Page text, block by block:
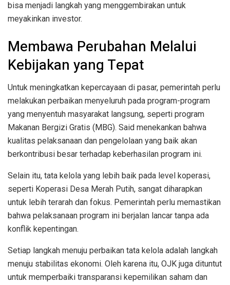
bisa menjadi langkah yang menggembirakan untuk
meyakinkan investor.
Membawa Perubahan Melalui
Kebijakan yang Tepat
Untuk meningkatkan kepercayaan di pasar, pemerintah perlu
melakukan perbaikan menyeluruh pada program-program
yang menyentuh masyarakat langsung, seperti program
Makanan Bergizi Gratis (MBG). Said menekankan bahwa
kualitas pelaksanaan dan pengelolaan yang baik akan
berkontribusi besar terhadap keberhasilan program ini.
Selain itu, tata kelola yang lebih baik pada level koperasi,
seperti Koperasi Desa Merah Putih, sangat diharapkan
untuk lebih terarah dan fokus. Pemerintah perlu memastikan
bahwa pelaksanaan program ini berjalan lancar tanpa ada
konflik kepentingan.
Setiap langkah menuju perbaikan tata kelola adalah langkah
menuju stabilitas ekonomi. Oleh karena itu, OJK juga dituntut
untuk memperbaiki transparansi kepemilikan saham dan